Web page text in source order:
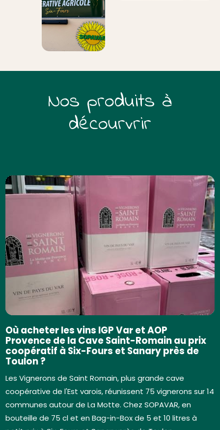
Nos produits à
décourvrir
Où acheter les vins IGP Var et AOP
Provence de la Cave Saint-Romain au prix
coopératif à Six-Fours et Sanary près de
Toulon ?
Les Vignerons de Saint Romain, plus grande cave
coopérative de l'Est varois, réunissent 75 vignerons sur 14
communes autour de La Motte. Chez SOPAVAR, en
bouteille de 75 cl et en Bag-in-Box de 5 et 10 litres à